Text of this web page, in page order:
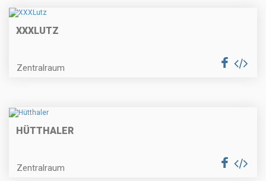
XXXLUTZ
Zentralraum
HÜTTHALER
Zentralraum